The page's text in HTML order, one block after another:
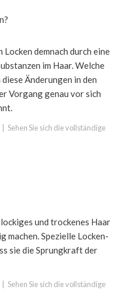
demnach durch eine
im Haar. Welche
Änderungen in den
Vorgang genau vor sich
Sehen Sie sich die vollständige
und trockenes Haar
machen. Spezielle Locken-
sie die Sprungkraft der
Sehen Sie sich die vollständige